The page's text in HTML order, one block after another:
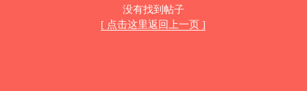
没有找到帖子
[ 点击这里返回上一页 ]